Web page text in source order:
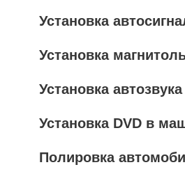
Установка
Установка
Установка автозвука
Установка DVD в
Полировка